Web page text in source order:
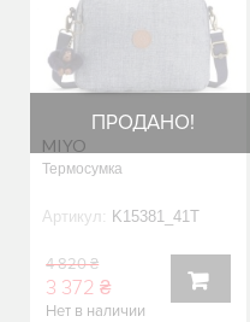
ПРОДАНО!
MIYO
Термосумка
Артикул: K15381_41T
4 820 ₴
3 372 ₴
Нет в наличии